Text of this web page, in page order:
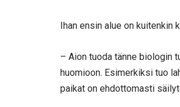
Ihan ensin alue on kuitenkin
– Aion tuoda tänne biologin
huomioon. Esimerkiksi tuo
paikat on ehdottomasti